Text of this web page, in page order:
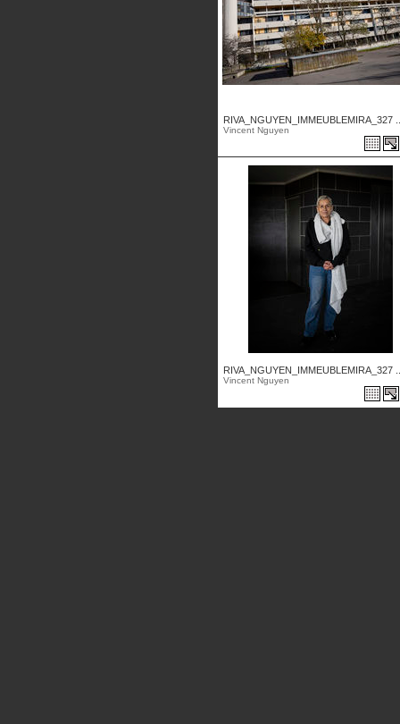
RIVA_NGUYEN_IMMEUBLEMIRA_327
Vincent Nguyen
RIVA_NGUYEN_IMMEUBLEMIRA_327
Vincent Nguyen